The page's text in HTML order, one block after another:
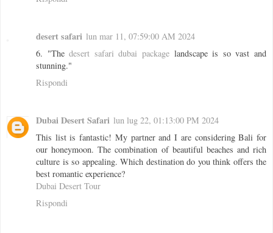
desert safari lun mar 11, 07:59:00 AM 2024
6. "Thedesert safari dubai package landscape is so vast and
stunning."
Rispondi
Dubai Desert Safari lun lug 22, 01:13:00 PM 2024
This list is fantastic! My partner and I are considering Bali for
our honeymoon. The combination of beautiful beaches and rich
culture is so appealing. Which destination do you think offers the
best romantic experience?
Dubai Desert Tour
Rispondi